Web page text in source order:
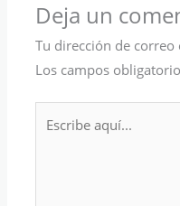
Deja un
Tu dirección de
Los campos